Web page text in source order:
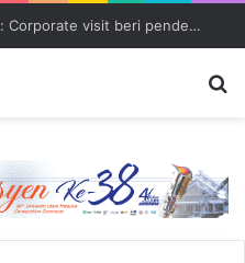
BGS beyond the boardroom: Corporate visit beri pendedahan dunia korporat kepada PELAJAR UUM